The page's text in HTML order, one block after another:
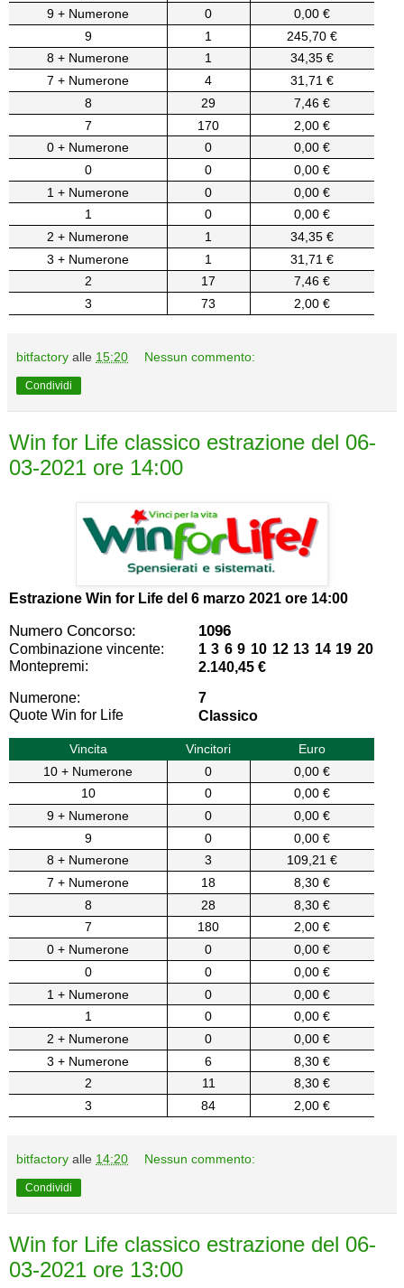
9 + Numerone
0
0,00 €
9
1
245,70 €
8 + Numerone
1
34,35 €
7 + Numerone
4
31,71 €
8
29
7,46 €
7
170
2,00 €
0 + Numerone
0
0,00 €
0
0
0,00 €
1 + Numerone
0
0,00 €
1
0
0,00 €
2 + Numerone
1
34,35 €
3 + Numerone
1
31,71 €
2
17
7,46 €
3
73 2,00 €
bitfactory alle 15:20 Nessun commento:
Condividi
Win for Life classico estrazione del 06-
03-2021 ore 14:00
Estrazione Win for Life del 6 marzo 2021 ore 14:00
Numero Concorso: 1096
Combinazione vincente:
1 3 6 9 10 12 13 14 19 20
Montepremi:
2.140,45 €
Numerone:
7
Quote Win for Life
Classico
Vincita Vincitori
Euro
10 + Numerone
0
0,00 €
10
0
0,00 €
9 + Numerone
0
0,00 €
9
0
0,00 €
8 + Numerone
3
109,21 €
7 + Numerone
18
8,30 €
8
28
8,30 €
7
180
2,00 €
0 + Numerone
0
0,00 €
0
0
0,00 €
1 + Numerone
0
0,00 €
1
0
0,00 €
2 + Numerone
0
0,00 €
3 + Numerone
6
8,30 €
2
11
8,30 €
3
84 2,00 €
bitfactory alle 14:20 Nessun commento:
Condividi
Win for Life classico estrazione del 06-
03-2021 ore 13:00